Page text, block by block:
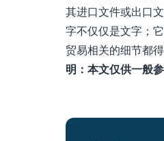
其进口文件或出口
字不仅仅是文字；
贸易相关的细节都
明：本文仅供一般